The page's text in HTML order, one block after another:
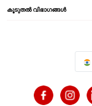
കൂടുതൽ വിഭാഗങ്ങൾ